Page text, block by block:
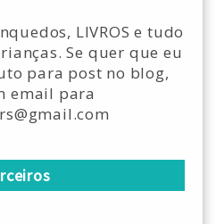
LIVROS e tudo
Se quer que eu
para post no blog,
email para